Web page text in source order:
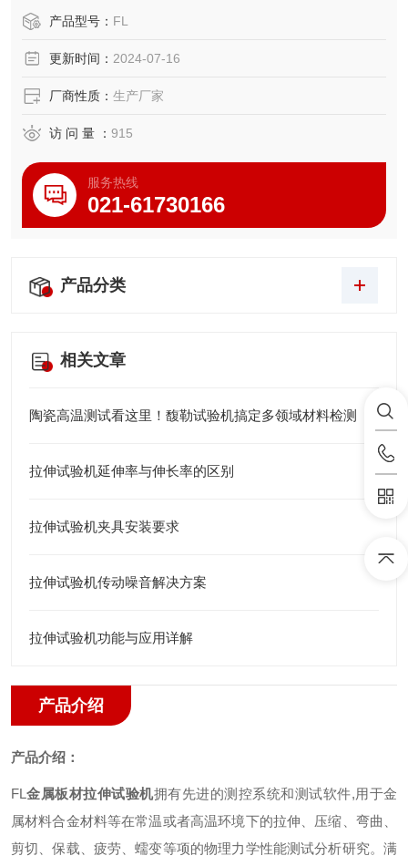
产品型号： FL
更新时间： 2024-07-16
厂商性质： 生产厂家
访 问 量 ： 915
服务热线
021-61730166
产品分类
相关文章
陶瓷高温测试看这里！馥勒试验机搞定多领域材料检测
拉伸试验机延伸率与伸长率的区别
拉伸试验机夹具安装要求
拉伸试验机传动噪音解决方案
拉伸试验机功能与应用详解
产品介绍
产品介绍：
FL 金属板材拉伸试验机拥有先进的测控系统和测试软件,用于金
属材料合金材料等在常温或者高温环境下的拉伸、压缩、弯曲、
剪切、保载、疲劳、蠕变等项的物理力学性能测试分析研究。满